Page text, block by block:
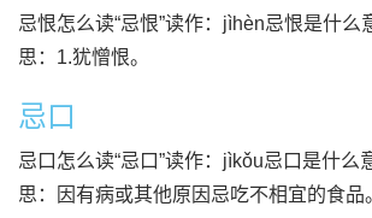
忌恨怎么读“忌恨”读作：jìhèn忌恨是什么
思：1.犹憎恨。
忌口
忌口怎么读“忌口”读作：jìkǒu忌口是什么
思：因有病或其他原因忌吃不相宜的食品